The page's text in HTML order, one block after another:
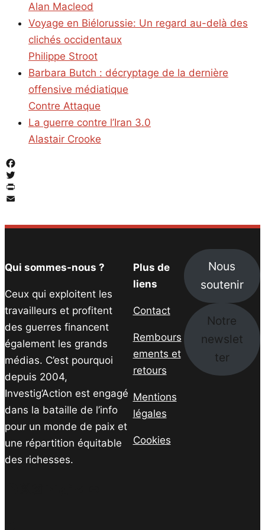
Alan Macleod
Voyage en Biélorussie: Un regard au-delà des
clichés occidentaux
Philippe Stroot
Barbara Butch : décryptage de la dernière
offensive médiatique
Contre Attaque
La guerre contre l’Iran 3.0
Alastair Crooke
Facebook
Twitter
PrintFriendly
Qui sommes-nous ?
Ceux qui exploitent les
travailleurs et profitent
des guerres financent
également les grands
médias. C’est pourquoi
depuis 2004,
Investig’Action est engagé
dans la bataille de l’info
pour un monde de paix et
une répartition équitable
des richesses.
Plus de
liens
Contact
Rembours
ements et
retours
Mentions
légales
Cookies
Nous
soutenir
Notre
newslet
ter